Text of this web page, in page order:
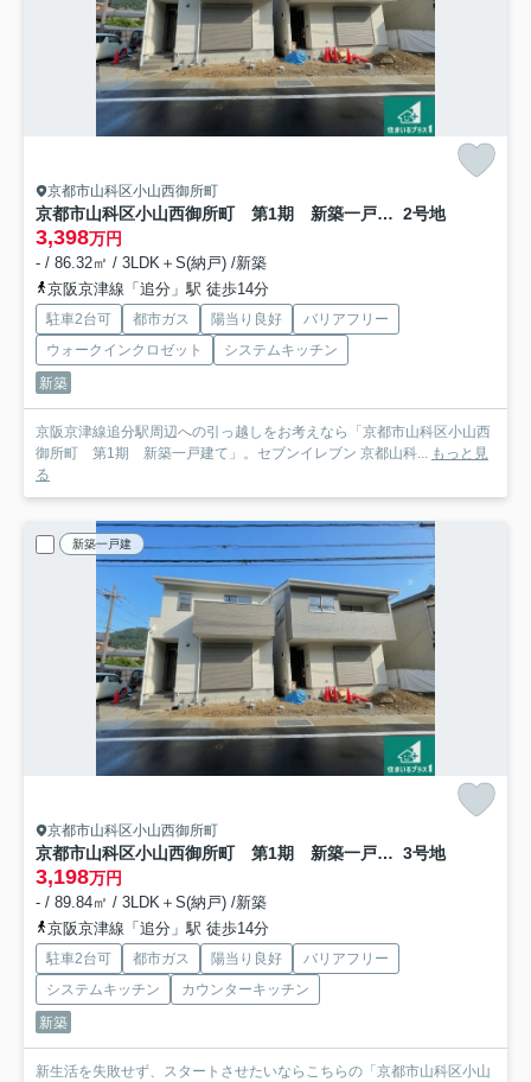
京都市山科区小山西御所町
京都市山科区小山西御所町 第1期 新築一戸建て 2号地
3,398万円
- / 86.32㎡ / 3LDK＋S(納戸) /新築
京阪京津線「追分」駅 徒歩14分
駐車2台可 都市ガス 陽当り良好
バリアフリー
ウォークインクロゼット
システムキッチン
新築
京阪京津線追分駅周辺への引っ越しをお考えなら「京都市山科区小山西
御所町 第1期 新築一戸建て」。セブンイレブン 京都山科... もっと見
る
新築一戸建
京都市山科区小山西御所町
京都市山科区小山西御所町 第1期 新築一戸建て 3号地
3,198万円
- / 89.84㎡ / 3LDK＋S(納戸) /新築
京阪京津線「追分」駅 徒歩14分
駐車2台可 都市ガス 陽当り良好
バリアフリー
システムキッチン
カウンターキッチン
新築
新生活を失敗せず、スタートさせたいならこちらの「京都市山科区小山